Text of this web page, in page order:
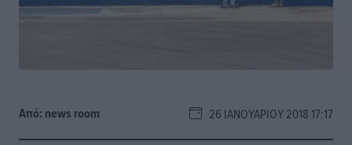
Από: news room 26 ΙΑΝΟΥΑΡΊΟΥ 2018 17:17